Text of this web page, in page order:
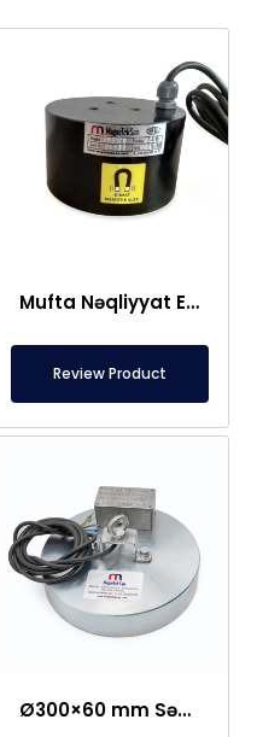
Mufta Nəqliyyat Elektromaqnitləri – Avtomobil Sektoru üçün Xüsusi
Review Product
Ø300×60 mm Sənaye Elektromaqniti